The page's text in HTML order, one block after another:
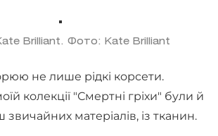
Brilliant. Фото: Kate Brilliant
не лише рідкі корсети.
колекції "Смертні гріхи" були й
матеріалів, із тканин.